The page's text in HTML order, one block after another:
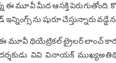
ఈ మూవీ మీద ఆసక్తి పెరుగుతోంది.
ఇన్నింగ్స్ ను షురూ చేస్తున్నారు వడ్డే
థియేట్రికల్ ట్రైలర్ లాంచ్
దర్శకుడు వివి వినాయక్